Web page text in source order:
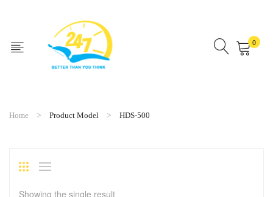
0
Home Product Model HDS-500
Showing the single result